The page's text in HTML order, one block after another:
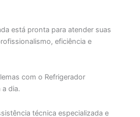
está pronta para atender suas
eficiência e
com o Refrigerador
a dia.
técnica especializada e